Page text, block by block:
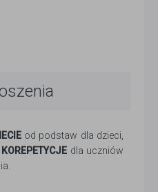
od podstaw dla dzieci,
KOREPETYCJE dla uczniów